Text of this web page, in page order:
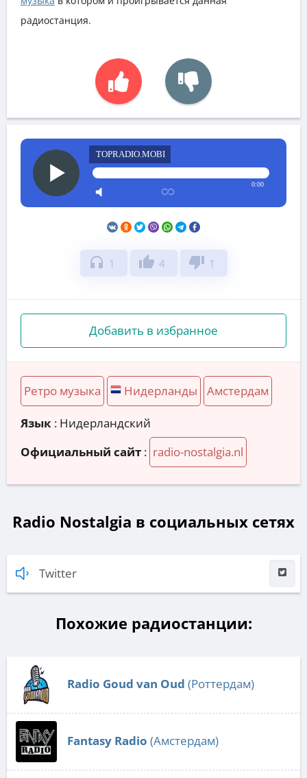
радиостанция.
TOPRADIO.MOBI
0:00
headphones 1 thumb_up 4 thumb_down 1
Добавить в избранное
Ретро музыка Нидерланды Амстердам
Язык : Нидерландский
Официальный сайт : radio-nostalgia.nl
Radio Nostalgia в социальных сетях
Twitter
Похожие радиостанции:
Radio Goud van Oud (Роттердам)
Fantasy Radio (Амстердам)